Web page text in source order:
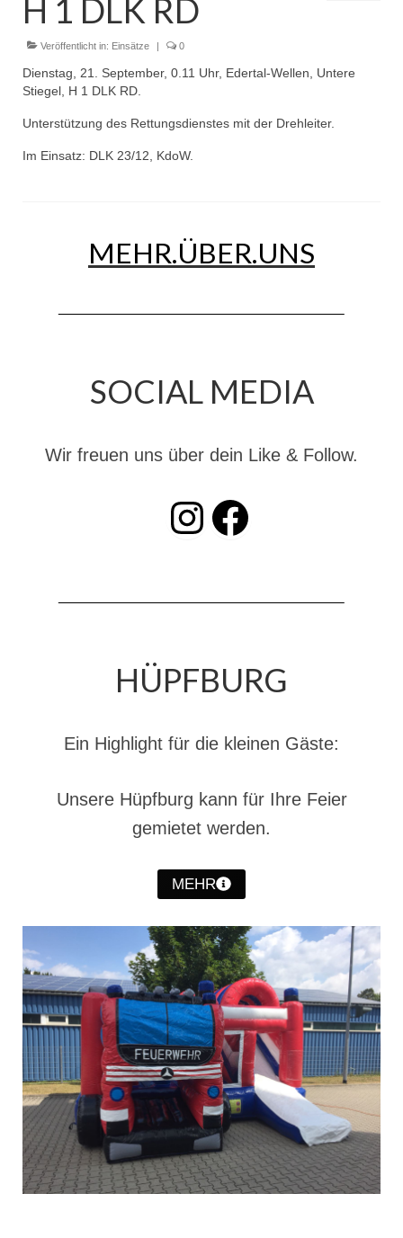
Dienstplan
Einsätze
Einsatzstichworte
Jugendfeuerwehr
Infos
25-jähriges Jubiläum Jugendfeuerwehr 2021
Infos
Katastrophenschutz
Dienstplan Dekon-Zug
Dienstplan KatS-Zug
Termine
Christkindwiegen
Christkindwiegen 2023
Christkindwiegen 2022
Christkindwiegen 2021
Christkindwiegen 2019
Christkindwiegen 2018
Christkindwiegen 2017
Christkindwiegen 2016
Jahreskonzert 2017
Oktoberfestkonzert 2018
H 1 DLK RD
Veröffentlicht in: Einsätze | 0
Dienstag, 21. September, 0.11 Uhr, Edertal-Wellen, Untere
Stiegel, H 1 DLK RD.
Unterstützung des Rettungsdienstes mit der Drehleiter.
Im Einsatz: DLK 23/12, KdoW.
MEHR.ÜBER.UNS
SOCIAL MEDIA
Wir freuen uns über dein Like & Follow.
INSTAGRAM Facebook
HÜPFBURG
Ein Highlight für die kleinen Gäste:
Unsere Hüpfburg kann für Ihre Feier
gemietet werden.
MEHR